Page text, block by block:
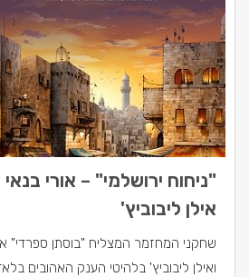
"ניחוח ירושלמי" – אורי
אילן ליבוביץ'
שחקני המחזמר המצליח "בוסתן ספרדי"
ואילן ליבוביץ' בלהיטי הענק האהובים